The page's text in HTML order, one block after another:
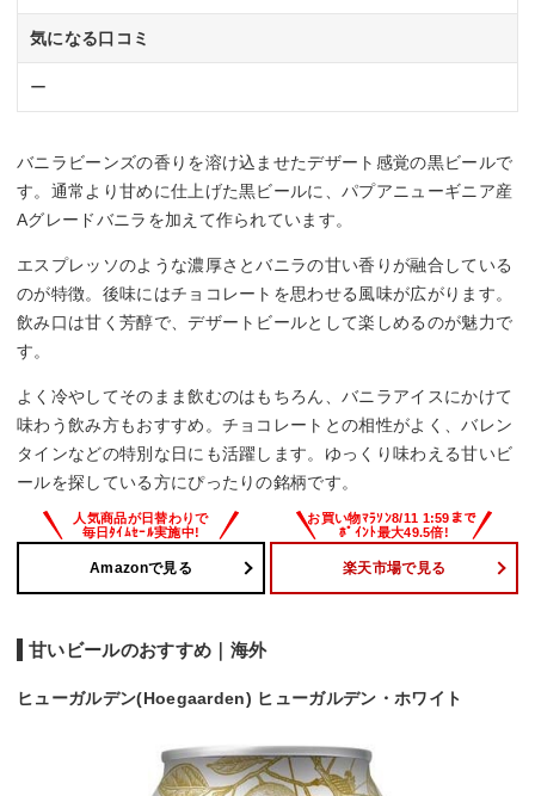
気になる口コミ
ー
バニラビーンズの香りを溶け込ませたデザート感覚の黒ビールで
す。通常より甘めに仕上げた黒ビールに、パプアニューギニア産
Aグレードバニラを加えて作られています。
エスプレッソのような濃厚さとバニラの甘い香りが融合している
のが特徴。後味にはチョコレートを思わせる風味が広がります。
飲み口は甘く芳醇で、デザートビールとして楽しめるのが魅力で
す。
よく冷やしてそのまま飲むのはもちろん、バニラアイスにかけて
味わう飲み方もおすすめ。チョコレートとの相性がよく、バレン
タインなどの特別な日にも活躍します。ゆっくり味わえる甘いビ
ールを探している方にぴったりの銘柄です。
Amazonで見る 楽天市場で見る
甘いビールのおすすめ｜海外
ヒューガルデン(Hoegaarden) ヒューガルデン・ホワイト